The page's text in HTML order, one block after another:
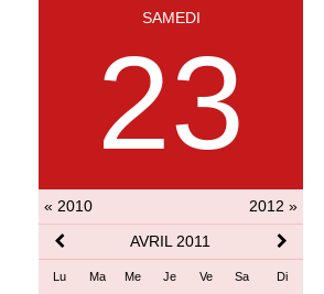
SAMEDI
23
« 2010
2012 »
AVRIL 2011
Lu Ma Me Je Ve Sa Di